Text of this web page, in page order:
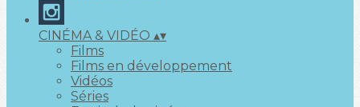
CINÉMA & VIDÉO ▴▾
Films
Films en développement
Vidéos
Séries